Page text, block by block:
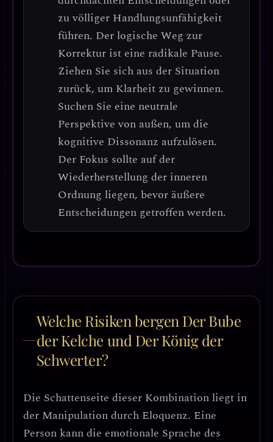
zu völliger Handlungsunfähigkeit
führen. Der logische Weg zur
Korrektur ist eine radikale Pause.
Ziehen Sie sich aus der Situation
zurück, um Klarheit zu gewinnen.
Suchen Sie eine neutrale
Perspektive von außen, um die
kognitive Dissonanz aufzulösen.
Der Fokus sollte auf der
Wiederherstellung der inneren
Ordnung liegen, bevor äußere
Entscheidungen getroffen werden.
Welche Risiken bergen Der Bube
der Kelche und Der König der
Schwerter?
Die Schattenseite dieser Kombination liegt in
der Manipulation durch Eloquenz. Eine
Person kann die emotionale Sprache des